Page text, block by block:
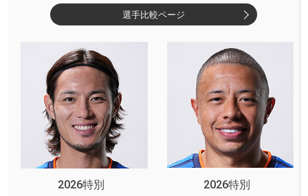
選手比較ページ
2026特別
2026特別